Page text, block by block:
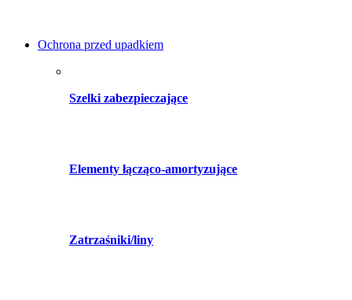
Ochrona przed upadkiem
Szelki zabezpieczające
Elementy łącząco-amortyzujące
Zatrzaśniki/liny